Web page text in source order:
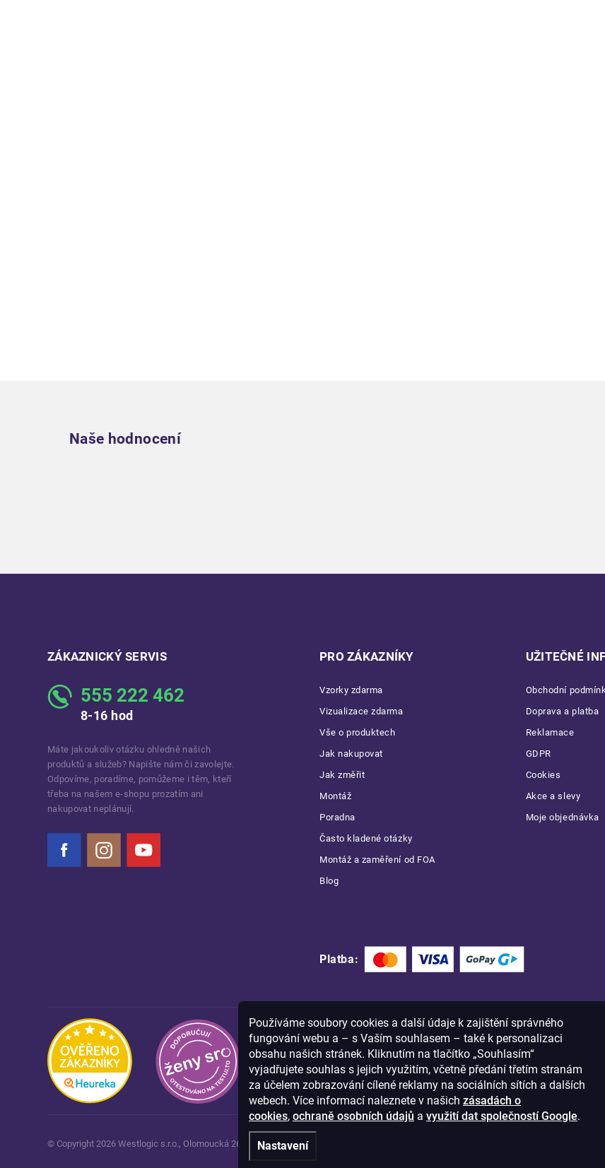
Používáme soubory cookies a další údaje k zajištění správného
fungování webu a – s Vaším souhlasem – také k personalizaci
obsahu našich stránek. Kliknutím na tlačítko „Souhlasím“
vyjadřujete souhlas s jejich využitím, včetně předání třetím stranám
za účelem zobrazování cílené reklamy na sociálních sítích a dalších
webech. Více informací naleznete v našich zásadách o
cookies, ochraně osobních údajů a využití dat společností Google.
Nastavení
Naše hodnocení
ZÁKAZNICKÝ SERVIS
555 222 462
8-16 hod
Máte jakoukoliv otázku ohledně našich
produktů a služeb? Napište nám či zavolejte.
Odpovíme, poradíme, pomůžeme i těm, kteří
třeba na našem e-shopu prozatím ani
nakupovat neplánují.
Instagram
PRO ZÁKAZNÍKY
Vzorky zdarma
Vizualizace zdarma
Vše o produktech
Jak nakupovat
Jak změřit
Montáž
Poradna
Často kladené otázky
Montáž a zaměření od FOA
Blog
UŽITEČNÉ
Obchodní
Doprava a platba
Reklamace
GDPR
Cookies
Akce a slevy
Moje objednávka
Platba:
© Copyright 2026 Westlogic s.r.o., Olomoucká 267/29, Opava, 746 01